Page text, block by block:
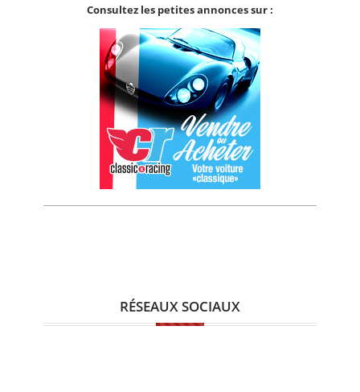
Consultez les petites annonces sur :
RÉSEAUX SOCIAUX